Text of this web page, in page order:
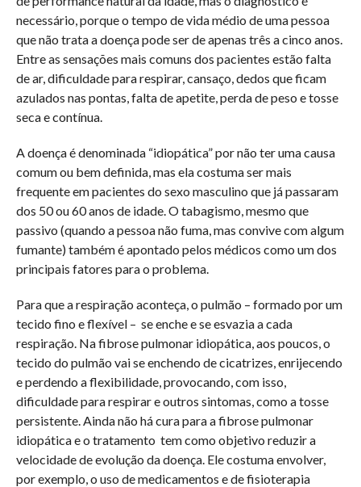
necessário, porque o tempo de vida médio de uma pessoa
que não trata a doença pode ser de apenas três a cinco anos.
Entre as sensações mais comuns dos pacientes estão falta
de ar, dificuldade para respirar, cansaço, dedos que ficam
azulados nas pontas, falta de apetite, perda de peso e tosse
seca e contínua.
A doença é denominada “idiopática” por não ter uma causa
comum ou bem definida, mas ela costuma ser mais
frequente em pacientes do sexo masculino que já passaram
dos 50 ou 60 anos de idade. O tabagismo, mesmo que
passivo (quando a pessoa não fuma, mas convive com algum
fumante) também é apontado pelos médicos como um dos
principais fatores para o problema.
Para que a respiração aconteça, o pulmão – formado por um
tecido fino e flexível – se enche e se esvazia a cada
respiração. Na fibrose pulmonar idiopática, aos poucos, o
tecido do pulmão vai se enchendo de cicatrizes, enrijecendo
e perdendo a flexibilidade, provocando, com isso,
dificuldade para respirar e outros sintomas, como a tosse
persistente. Ainda não há cura para a fibrose pulmonar
idiopática e o tratamento tem como objetivo reduzir a
velocidade de evolução da doença. Ele costuma envolver,
por exemplo, o uso de medicamentos e de fisioterapia